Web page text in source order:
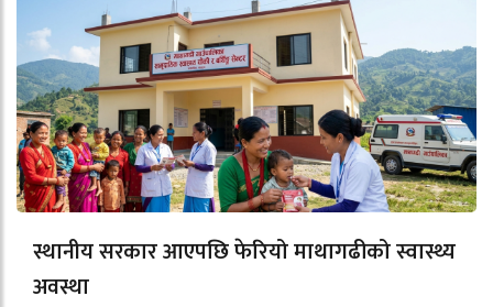
स्थानीय सरकार आएपछि फेरियो माथागढीको स्वास्थ्य
अवस्था